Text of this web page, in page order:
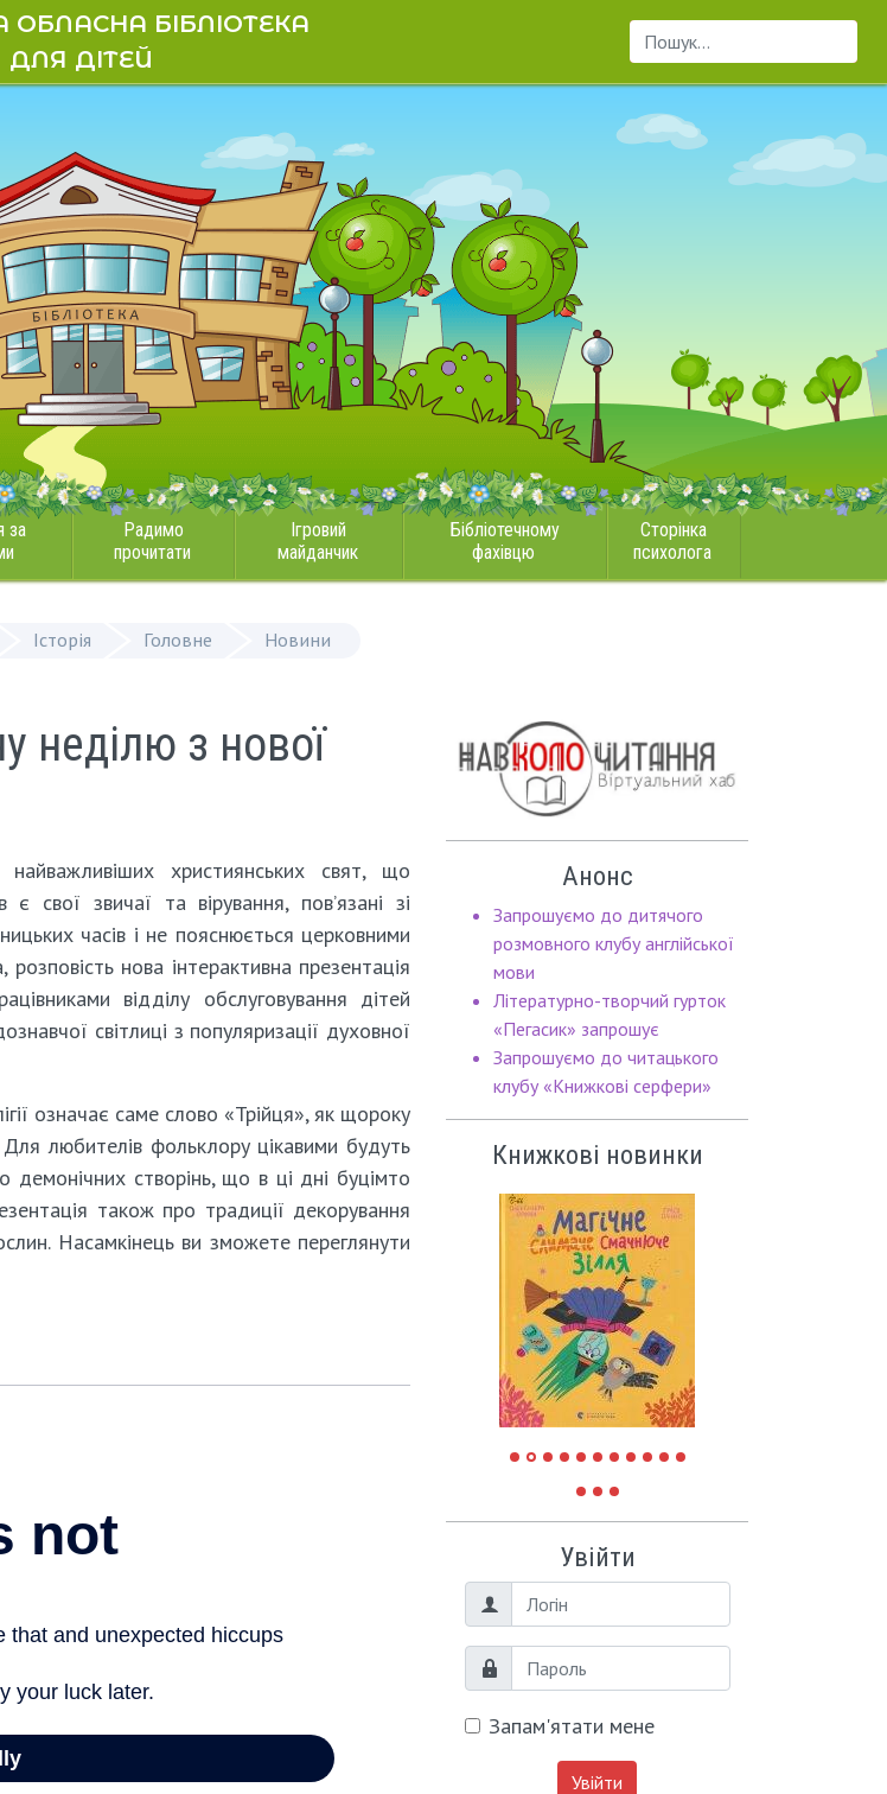
ОБЛАСНА БІБЛІОТЕКА
ДЛЯ ДІТЕЙ
Пошук...
за
Радимо
прочитати
Ігровий
майданчик
Бібліотечному
фахівцю
Сторінка
психолога
Історія Головне Новини
неділю з нової
християнських свят, що
свої звичаї та вірування, пов’язані зі
часів і не пояснюється церковними
нова інтерактивна презентація
відділу обслуговування дітей
світлиці з популяризації духовної
означає саме слово «Трійця», як щороку
любителів фольклору цікавими будуть
демонічних створінь, що в ці дні буцімто
також про традиції декорування
Насамкінець ви зможете переглянути
Анонс
Запрошуємо до дитячого
розмовного клубу англійської
мови
Літературно-творчий гурток
«Пегасик» запрошує
Запрошуємо до читацького
клубу «Книжкові серфери»
Книжкові новинки
Увійти
Логін
Пароль
Запам'ятати мене
Увійти